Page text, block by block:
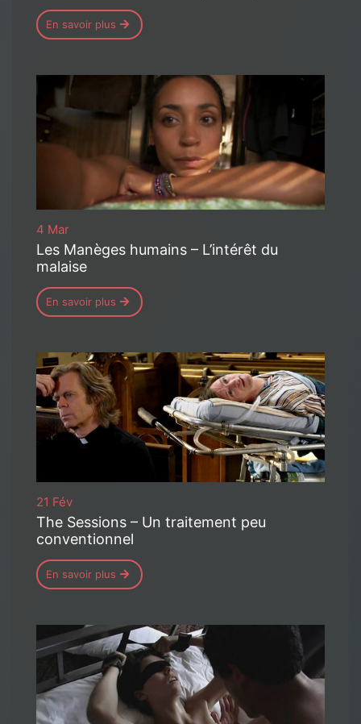
En savoir plus
4 Mar
Les Manèges humains – L’intérêt du
malaise
En savoir plus
21 Fév
The Sessions – Un traitement peu
conventionnel
En savoir plus